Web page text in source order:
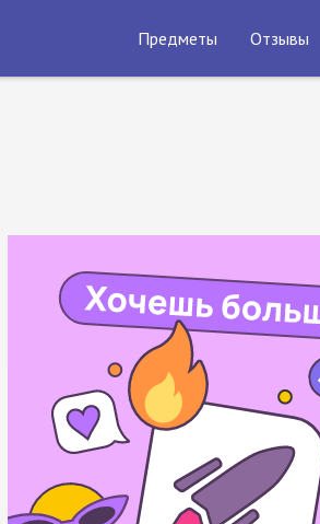
Предметы Отзывы